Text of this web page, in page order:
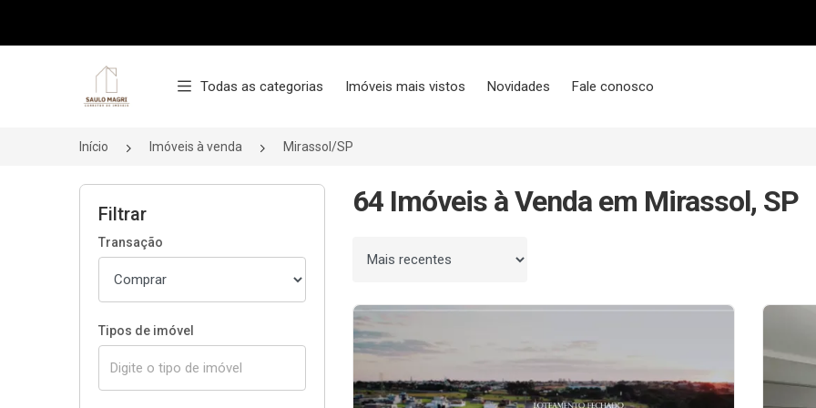
Página inicial
Todas as categorias Imóveis mais vistos Novidades Fale conosco
Início Imóveis à venda Mirassol/SP
Filtrar
Transação
Tipos de imóvel
64 Imóveis à Venda em Mirassol, SP
Ordenar por